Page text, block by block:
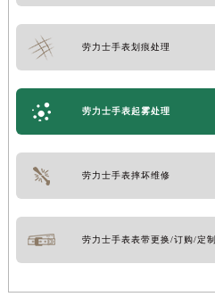
劳力士手表划痕处理
劳力士手表起雾处理
劳力士手表摔坏维修
劳力士手表表带更换/订购/定制